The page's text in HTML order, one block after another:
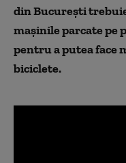
din București
mașinile parcate pe
pentru a putea face
biciclete.